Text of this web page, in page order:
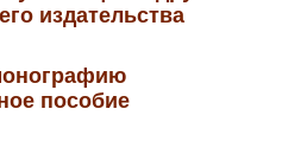
издательства
пособие